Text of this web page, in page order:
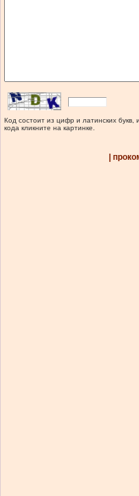
Код состоит из цифр и латинских букв,
кода кликните на картинке.
|